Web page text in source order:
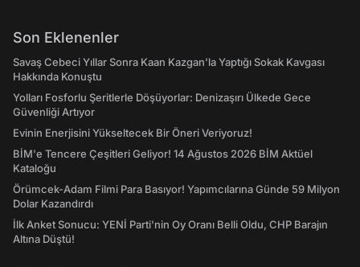
Son Eklenenler
Savaş Cebeci Yıllar Sonra Kaan Kazgan'la Yaptığı Sokak Kavgası
Hakkında Konuştu
Yolları Fosforlu Şeritlerle Döşüyorlar: Denizaşırı Ülkede Gece
Güvenliği Artıyor
Evinin Enerjisini Yükseltecek Bir Öneri Veriyoruz!
BİM'e Tencere Çeşitleri Geliyor! 14 Ağustos 2026 BİM Aktüel
Kataloğu
Örümcek-Adam Filmi Para Basıyor! Yapımcılarına Günde 59 Milyon
Dolar Kazandırdı
İlk Anket Sonucu: YENİ Parti'nin Oy Oranı Belli Oldu, CHP Barajın
Altına Düştü!